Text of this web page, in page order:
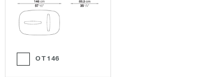
OT146